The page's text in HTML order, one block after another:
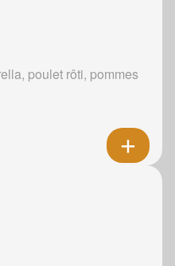
poulet rôti, pommes